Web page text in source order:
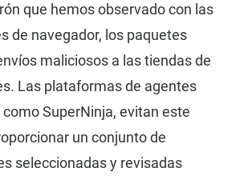
que hemos observado con las
de navegador, los paquetes
maliciosos a las tiendas de
Las plataformas de agentes
como SuperNinja, evitan este
un conjunto de
seleccionadas y revisadas